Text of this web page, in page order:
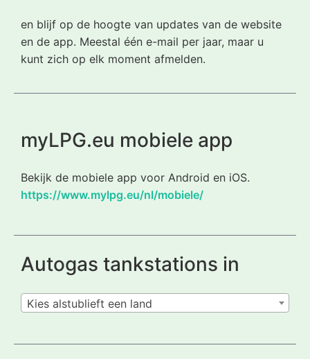
en blijf op de hoogte van updates van de website
en de app. Meestal één e-mail per jaar, maar u
kunt zich op elk moment afmelden.
myLPG.eu mobiele app
Bekijk de mobiele app voor Android en iOS.
https://www.mylpg.eu/nl/mobiele/
Autogas tankstations in
Kies alstublieft een land